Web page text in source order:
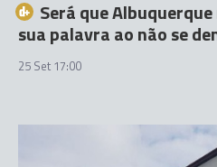
Será que
sua palavra ao não se
25 Set 17:00